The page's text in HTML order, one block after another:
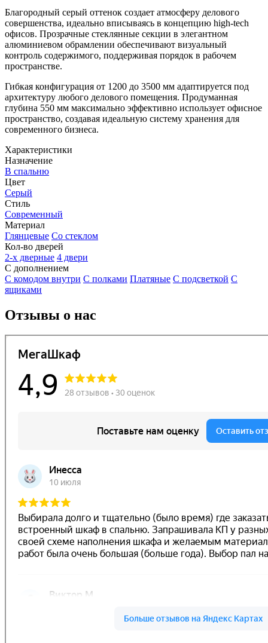
Благородный серый оттенок создает атмосферу делового
совершенства, идеально вписываясь в концепцию high-tech
офисов. Прозрачные стеклянные секции в элегантном
алюминиевом обрамлении обеспечивают визуальный
контроль содержимого, поддерживая порядок в рабочем
пространстве.
Гибкая конфигурация от 1200 до 3500 мм адаптируется под
архитектуру любого делового помещения. Продуманная
глубина 550 мм максимально эффективно использует офисное
пространство, создавая идеальную систему хранения для
современного бизнеса.
Характеристики
Назначение
В спальню
Цвет
Серый
Стиль
Современный
Материал
Глянцевые Со стеклом
Кол-во дверей
2-х дверные 4 двери
С дополнением
С комодом внутри С полками Платяные С подсветкой С
ящиками
Отзывы о нас